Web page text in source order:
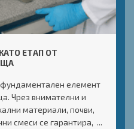
ЕТАП ОТ
елемент
Чрез внимателни и
материали, почви,
смеси се гарантира, ...